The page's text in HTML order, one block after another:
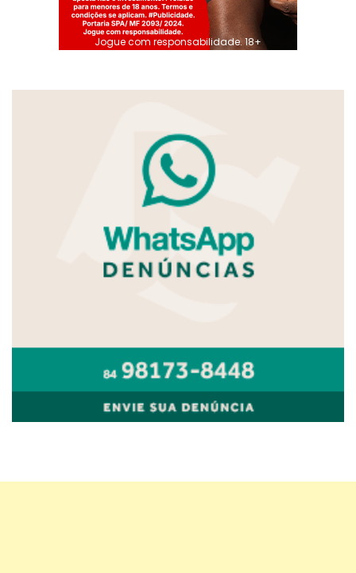
Jogue com responsabilidade. 18+